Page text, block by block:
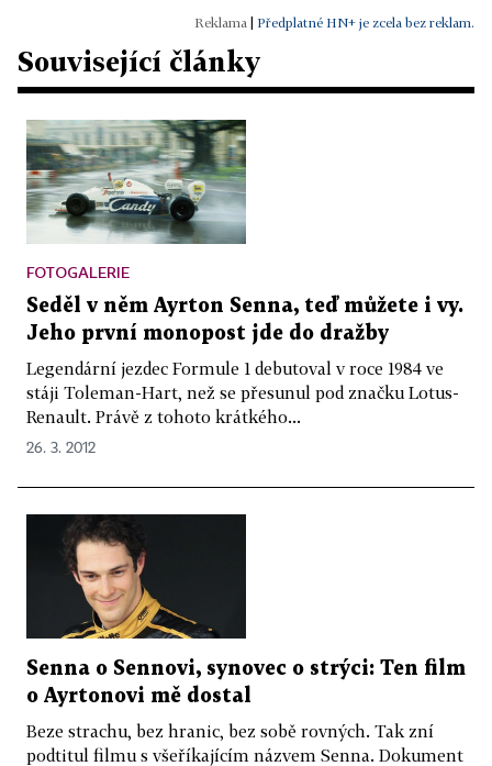
Předplatné HN+ je zcela bez reklam.
Související články
FOTOGALERIE
Seděl v něm Ayrton Senna, teď můžete i vy.
Jeho první monopost jde do dražby
Legendární jezdec Formule 1 debutoval v roce 1984 ve
stáji Toleman-Hart, než se přesunul pod značku Lotus-
Renault. Právě z tohoto krátkého...
26. 3. 2012
Senna o Sennovi, synovec o strýci: Ten film
o Ayrtonovi mě dostal
Beze strachu, bez hranic, bez sobě rovných. Tak zní
podtitul filmu s všeříkajícím názvem Senna. Dokument